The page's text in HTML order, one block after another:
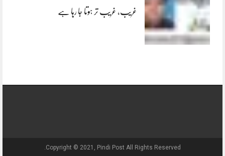
غریب، غریب تر ہوتا جا رہا ہے
Copyright © 2021, Pindi Post All Rights Reserved.